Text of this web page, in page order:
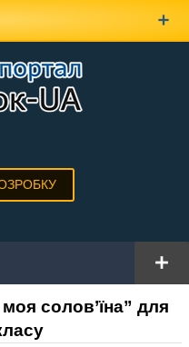
солов’їна” для